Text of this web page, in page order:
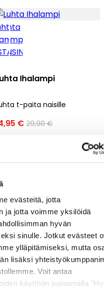
evästeitä, jotta
ja jotta voimme yksilöidä
hyvän
sinulle. Jotkut evästeet
ylläpitämiseksi, mutta
lisäksi
Voit antaa
käyttöön painamalla
Ihalampi
t-paita naisille
€ 29,90 €
Innovuori
€ 59,90 €